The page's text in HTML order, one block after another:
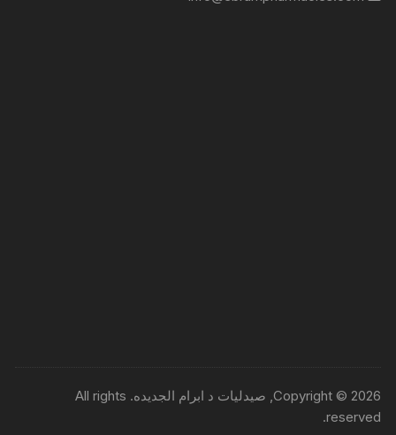
Copyright © 2026, صيدليات د ابرام الجديده. All rights
reserved.